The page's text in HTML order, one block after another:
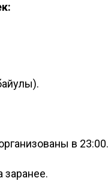
в 23:00.
заранее.